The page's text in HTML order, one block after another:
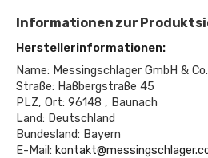
Informationen zur
Herstellerinformationen:
Name: Messingschlager GmbH & Co.
Straße: Haßbergstraße 45
PLZ, Ort: 96148 , Baunach
Land: Deutschland
Bundesland: Bayern
E-Mail: